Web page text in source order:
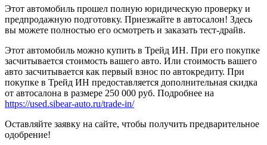
Этот автомобиль прошел полную юридическую проверку и
предпродажную подготовку. Приезжайте в автосалон! Здесь
вы можете полностью его осмотреть и заказать тест-драйв.
Этот автомобиль можно купить в Трейд ИН. При его покупке
засчитывается стоимость вашего авто. Или стоимость вашего
авто засчитывается как первый взнос по автокредиту. При
покупке в Трейд ИН предоставляется дополнительная скидка
от автосалона в размере 250 000 руб. Подробнее на
https://used.sibear-auto.ru/trade-in/
Оставляйте заявку на сайте, чтобы получить предварительное
одобрение!